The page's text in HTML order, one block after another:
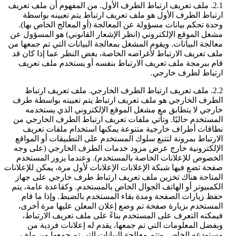
2.1. ملف تعريف ارتباط الطرف الأول. من المفهوم أن ملف تعريف
ارتباط الطرف الأول هو ملف تعريف ارتباط يتم تعيينه بواسطة
وحدة تحكم بيانات مسؤولة عن المعالجة (أو المعالج الخاص بها).
مشغل الموقع الإلكتروني (انظر الإشعار القانوني) هو المسؤول عن
معالجة البيانات. ويقوم المشغل بمعالجة البيانات التي تم جمعها من
ملف تعريف الارتباط لأغراضه الخاصة، بغض النظر عما إذا كان قد
قام ببرمجة ملف تعريف الارتباط بنفسه أو يستخدم ملف تعريف
ارتباط لطرف خارجي.
2.2. ملف تعريف ارتباط الطرف الخارجي. ملف تعريف ارتباط
الطرف الخارجي هو ملف تعريف ارتباط يتم تعيينه بواسطة طرف
خارجي لا يتطابق مع مشغل الموقع الإلكتروني الذي يستخدمه
المستخدم حاليًا. وتأتي ملفات تعريف ارتباط الطرف الخارجي من
نطاقات أطراف خارجية متنوعة يمكنها استخدام ملفات تعريف
الارتباط بمرونة لتتبع سلوك المستخدم على التطبيقات أو المواقع
الإلكترونية خارج عرض مزود خدمات الطرف الخارجي (على وجه
الخصوص للإعلانات الخاصة بالمستخدم). وعندما يزور المستخدم
صفحة تضع فيها شبكة الإعلانات الإعلانات لأول مرة، يمكن للإعلانات
المتاحة هناك تخزين ملف تعريف ارتباط طرف خارجي على جهاز
الكمبيوتر أو الهاتف الجوال الخاص بالمستخدم. وكقاعدة عامة، يتم
حفظ زيارات الصفحة ومدة بقاء المستخدم بالضبط. وإذا ما قام
المستخدم بزيارة صفحة تم وضع إعلان المعلن عليها مرة أخرى،
فيمكنه التعرف على المستخدم بناءً على ملف تعريف الارتباط،
وبفضل المعلومات التي تم جمعها، يقدم له إعلانات فردية من